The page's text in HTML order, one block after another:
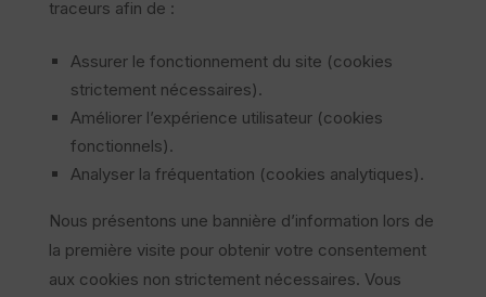
traceurs afin de :
Assurer le fonctionnement du site (cookies
strictement nécessaires).
Améliorer l’expérience utilisateur (cookies
fonctionnels).
Analyser la fréquentation (cookies analytiques).
Nous présentons une bannière d’information lors de
la première visite pour obtenir votre consentement
aux cookies non strictement nécessaires. Vous